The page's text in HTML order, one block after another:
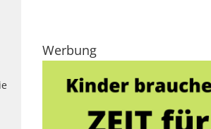
Werbung